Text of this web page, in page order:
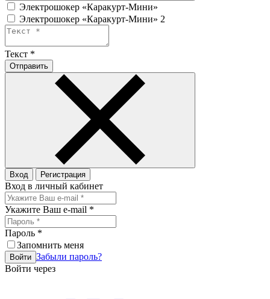
Электрошокер «Каракурт-Мини»
Электрошокер «Каракурт-Мини» 2
Текст *
Отправить
Вход Регистрация
Вход в личный кабинет
Укажите Ваш e-mail *
Пароль *
Запомнить меня
Войти Забыли пароль?
Войти через